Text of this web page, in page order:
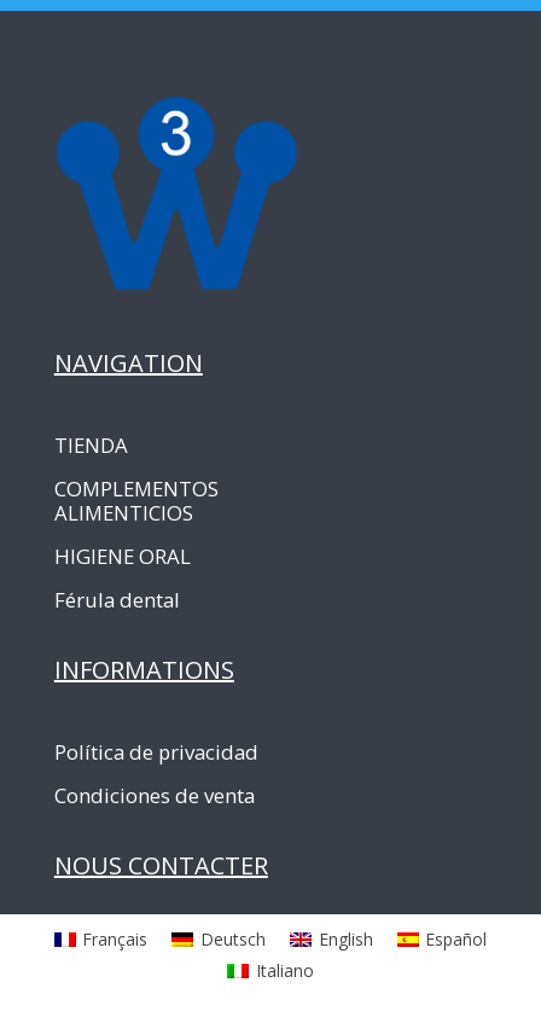
NAVIGATION
TIENDA
COMPLEMENTOS
ALIMENTICIOS
HIGIENE ORAL
Férula dental
INFORMATIONS
Política de privacidad
Condiciones de venta
NOUS CONTACTER
Français Deutsch English
Español
Italiano